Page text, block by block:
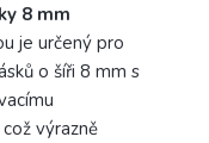
8 mm
je určený pro
o šíři 8 mm s
výrazně